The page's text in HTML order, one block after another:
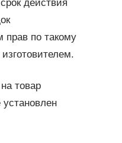
действия
прав по такому
товар